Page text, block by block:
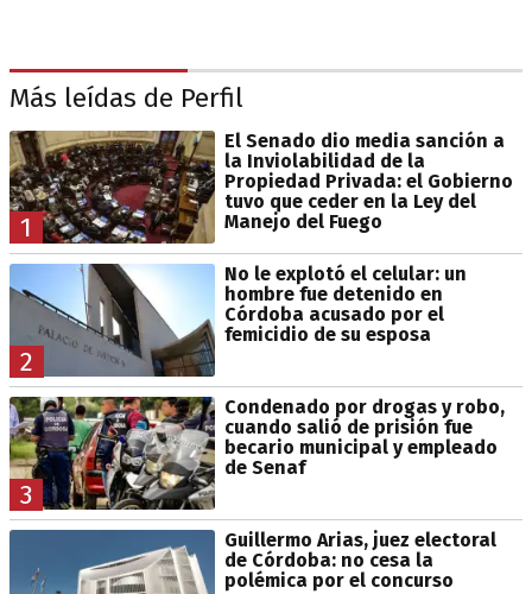
Más leídas de Perfil
1
El Senado dio media sanción a
la Inviolabilidad de la
Propiedad Privada: el Gobierno
tuvo que ceder en la Ley del
Manejo del Fuego
2
No le explotó el celular: un
hombre fue detenido en
Córdoba acusado por el
femicidio de su esposa
3
Condenado por drogas y robo,
cuando salió de prisión fue
becario municipal y empleado
de Senaf
Guillermo Arias, juez electoral
de Córdoba: no cesa la
polémica por el concurso